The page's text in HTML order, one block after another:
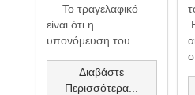
Το τραγελαφικό
είναι ότι η
υπονόμευση του...
Διαβάστε
Περισσότερα...